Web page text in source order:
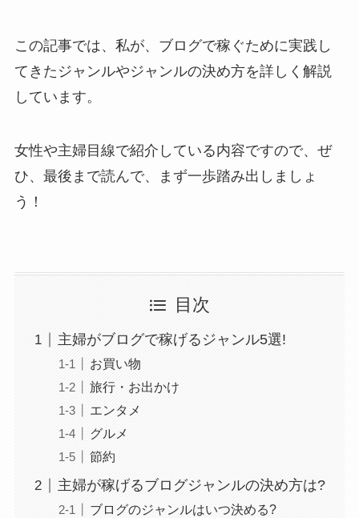
この記事では、私が、ブログで稼ぐために実践し
てきたジャンルやジャンルの決め方を詳しく解説
しています。
女性や主婦目線で紹介している内容ですので、ぜ
ひ、最後まで読んで、まず一歩踏み出しましょ
う！
目次
主婦がブログで稼げるジャンル5選!
お買い物
旅行・お出かけ
エンタメ
グルメ
節約
主婦が稼げるブログジャンルの決め方は?
ブログのジャンルはいつ決める?